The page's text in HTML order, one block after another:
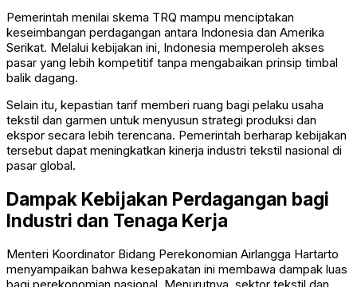
Pemerintah menilai skema TRQ mampu menciptakan
keseimbangan perdagangan antara Indonesia dan Amerika
Serikat. Melalui kebijakan ini, Indonesia memperoleh akses
pasar yang lebih kompetitif tanpa mengabaikan prinsip timbal
balik dagang.
Selain itu, kepastian tarif memberi ruang bagi pelaku usaha
tekstil dan garmen untuk menyusun strategi produksi dan
ekspor secara lebih terencana. Pemerintah berharap kebijakan
tersebut dapat meningkatkan kinerja industri tekstil nasional di
pasar global.
Dampak Kebijakan Perdagangan bagi
Industri dan Tenaga Kerja
Menteri Koordinator Bidang Perekonomian Airlangga Hartarto
menyampaikan bahwa kesepakatan ini membawa dampak luas